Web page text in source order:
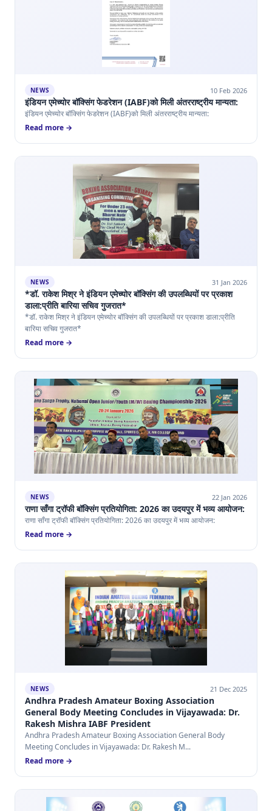
NEWS 10 Feb 2026
इंडियन एमेच्योर बॉक्सिंग फेडरेशन (IABF)को मिली अंतरराष्ट्रीय मान्यता:
इंडियन एमेच्योर बॉक्सिंग फेडरेशन (IABF)को मिली अंतरराष्ट्रीय मान्यता:
Read more →
NEWS 31 Jan 2026
*डॉ. राकेश मिश्र ने इंडियन एमेच्योर बॉक्सिंग की उपलब्धियों पर प्रकाश
डाला:प्रीति बारिया सचिव गुजरात*
*डॉ. राकेश मिश्र ने इंडियन एमेच्योर बॉक्सिंग की उपलब्धियों पर प्रकाश डाला:प्रीति
बारिया सचिव गुजरात*
Read more →
NEWS 22 Jan 2026
राणा साँगा ट्रॉफी बॉक्सिंग प्रतियोगिता: 2026 का उदयपुर में भव्य आयोजन:
राणा साँगा ट्रॉफी बॉक्सिंग प्रतियोगिता: 2026 का उदयपुर में भव्य आयोजन:
Read more →
NEWS 21 Dec 2025
Andhra Pradesh Amateur Boxing Association
General Body Meeting Concludes in Vijayawada: Dr.
Rakesh Mishra IABF President
Andhra Pradesh Amateur Boxing Association General Body
Meeting Concludes in Vijayawada: Dr. Rakesh M...
Read more →